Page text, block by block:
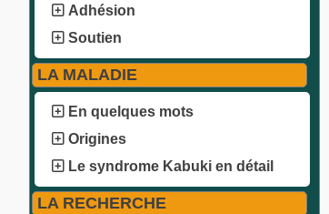
Adhésion
Soutien
LA MALADIE
En quelques mots
Origines
Le syndrome Kabuki en détail
LA RECHERCHE